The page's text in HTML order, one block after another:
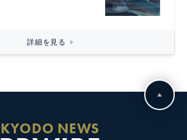
詳細を見る
KYODO NEWS